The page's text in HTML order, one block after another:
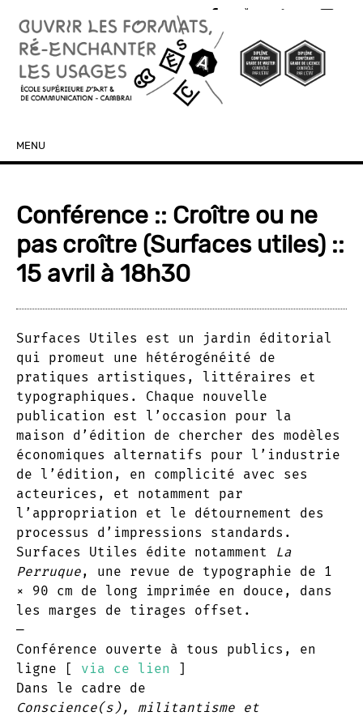
MENU
Conférence :: Croître ou ne
pas croître (Surfaces utiles) ::
15 avril à 18h30
Surfaces Utiles est un jardin éditorial
qui promeut une hétérogénéité de
pratiques artistiques, littéraires et
typographiques. Chaque nouvelle
publication est l’occasion pour la
maison d’édition de chercher des modèles
économiques alternatifs pour l’industrie
de l’édition, en complicité avec ses
acteurices, et notamment par
l’appropriation et le détournement des
processus d’impressions standards.
Surfaces Utiles édite notamment
La
Perruque, une revue de typographie de 1
× 90 cm de long imprimée en douce, dans
les marges de tirages offset.
—
Conférence ouverte à tous publics, en
ligne [ via ce lien
]
Dans le cadre de
Conscience(s), militantisme et